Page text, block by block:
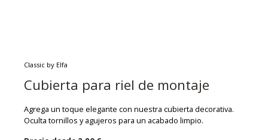
Classic by Elfa
Cubierta para riel de montaje
Agrega un toque elegante con nuestra cubierta decorativa.
Oculta tornillos y agujeros para un acabado limpio.